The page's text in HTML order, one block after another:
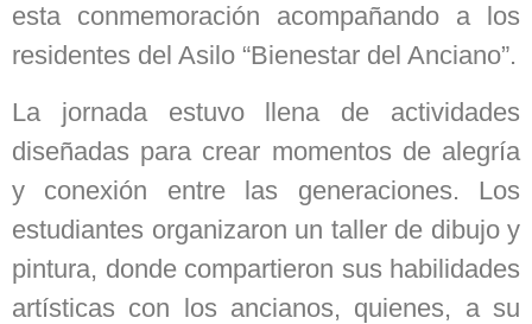
esta conmemoración acompañando a los
residentes del Asilo “Bienestar del Anciano”.
La jornada estuvo llena de actividades
diseñadas para crear momentos de alegría
y conexión entre las generaciones. Los
estudiantes organizaron un taller de dibujo y
pintura, donde compartieron sus habilidades
artísticas con los ancianos, quienes, a su